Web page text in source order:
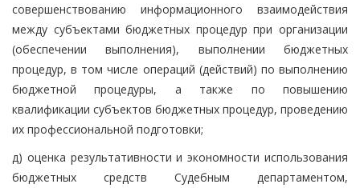
совершенствованию информационного взаимодействия
между субъектами бюджетных процедур при организации
(обеспечении выполнения), выполнении бюджетных
процедур, в том числе операций (действий) по выполнению
бюджетной процедуры, а также по повышению
квалификации субъектов бюджетных процедур, проведению
их профессиональной подготовки;
д) оценка результативности и экономности использования
бюджетных средств Судебным департаментом,